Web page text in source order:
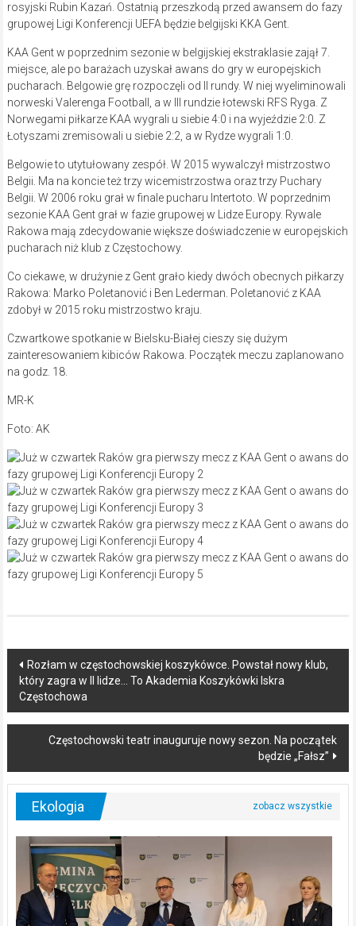
rosyjski Rubin Kazań. Ostatnią przeszkodą przed awansem do fazy
grupowej Ligi Konferencji UEFA będzie belgijski KKA Gent.
KAA Gent w poprzednim sezonie w belgijskiej ekstraklasie zajął 7.
miejsce, ale po barażach uzyskał awans do gry w europejskich
pucharach. Belgowie grę rozpoczęli od II rundy. W niej wyeliminowali
norweski Valerenga Football, a w III rundzie łotewski RFS Ryga. Z
Norwegami piłkarze KAA wygrali u siebie 4:0 i na wyjeździe 2:0. Z
Łotyszami zremisowali u siebie 2:2, a w Rydze wygrali 1:0.
Belgowie to utytułowany zespół. W 2015 wywalczył mistrzostwo
Belgii. Ma na koncie też trzy wicemistrzostwa oraz trzy Puchary
Belgii. W 2006 roku grał w finale pucharu Intertoto. W poprzednim
sezonie KAA Gent grał w fazie grupowej w Lidze Europy. Rywale
Rakowa mają zdecydowanie większe doświadczenie w europejskich
pucharach niż klub z Częstochowy.
Co ciekawe, w drużynie z Gent grało kiedy dwóch obecnych piłkarzy
Rakowa: Marko Poletanović i Ben Lederman. Poletanović z KAA
zdobył w 2015 roku mistrzostwo kraju.
Czwartkowe spotkanie w Bielsku-Białej cieszy się dużym
zainteresowaniem kibiców Rakowa. Początek meczu zaplanowano
na godz. 18.
MR-K
Foto: AK
Post
navigation
Rozłam w częstochowskiej koszykówce. Powstał nowy klub,
który zagra w II lidze… To Akademia Koszykówki Iskra
Częstochowa
Częstochowski teatr inauguruje nowy sezon. Na początek
będzie „Fałsz”
Ekologia